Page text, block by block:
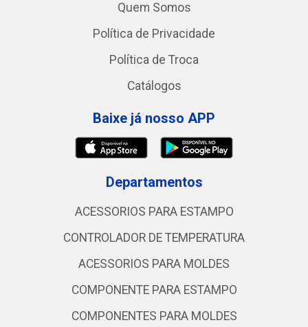
Quem Somos
Política de Privacidade
Política de Troca
Catálogos
Baixe já nosso APP
Departamentos
ACESSORIOS PARA ESTAMPO
CONTROLADOR DE TEMPERATURA
ACESSORIOS PARA MOLDES
COMPONENTE PARA ESTAMPO
COMPONENTES PARA MOLDES